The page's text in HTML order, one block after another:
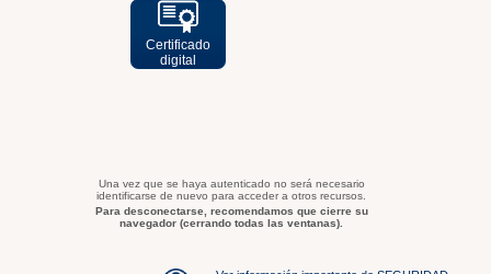
Certificado
digital
Una vez que se haya autenticado no será necesario
identificarse de nuevo para acceder a otros recursos.
Para desconectarse, recomendamos que cierre su
navegador (cerrando todas las ventanas).